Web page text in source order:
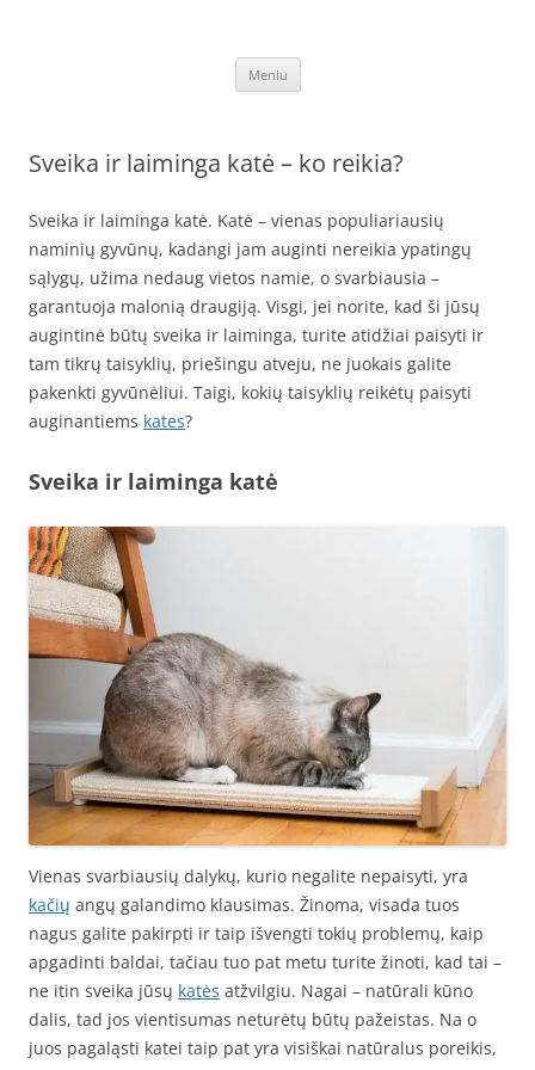
katinu nagu, internetu – pigiau. Lavinkite augintinius išleisdami mažiau
Meniu
Sveika ir laiminga katė – ko reikia?
Sveika ir laiminga katė. Katė – vienas populiariausių
naminių gyvūnų, kadangi jam auginti nereikia ypatingų
sąlygų, užima nedaug vietos namie, o svarbiausia –
garantuoja malonią draugiją. Visgi, jei norite, kad ši jūsų
augintinė būtų sveika ir laiminga, turite atidžiai paisyti ir
tam tikrų taisyklių, priešingu atveju, ne juokais galite
pakenkti gyvūnėliui. Taigi, kokių taisyklių reikėtų paisyti
auginantiems kates?
Sveika ir laiminga katė
Vienas svarbiausių dalykų, kurio negalite nepaisyti, yra
kačių angų galandimo klausimas. Žinoma, visada tuos
nagus galite pakirpti ir taip išvengti tokių problemų, kaip
apgadinti baldai, tačiau tuo pat metu turite žinoti, kad tai –
ne itin sveika jūsų katės atžvilgiu. Nagai – natūrali kūno
dalis, tad jos vientisumas neturėtų būtų pažeistas. Na o
juos pagaląsti katei taip pat yra visiškai natūralus poreikis,